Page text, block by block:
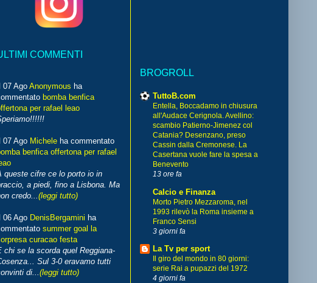
COMMENTI
Il 07 Ago Anonymous ha
bomba benfica
per rafael leao
Il 07 Ago Michele ha commentato
benfica offertona per rafael
queste cifre ce lo porto io in
a piedi, fino a Lisbona. Ma
credo...(leggi tutto)
Il 06 Ago DenisBergamini ha
summer goal la
curacao festa
chi se la scorda quel Reggiana-
Sul 3-0 eravamo tutti
di...(leggi tutto)
BROGROLL
TuttoB.com
Entella, Boccadamo in chiusura
all'Audace Cerignola. Avellino:
scambio Patierno-Jimenez col
Catania? Desenzano, preso
Cassin dalla Cremonese. La
Casertana vuole fare la spesa a
Benevento
13 ore fa
Calcio e Finanza
Morto Pietro Mezzaroma, nel
1993 rilevò la Roma insieme a
Franco Sensi
3 giorni fa
La Tv per sport
Il giro del mondo in 80 giorni:
serie Rai a pupazzi del 1972
4 giorni fa